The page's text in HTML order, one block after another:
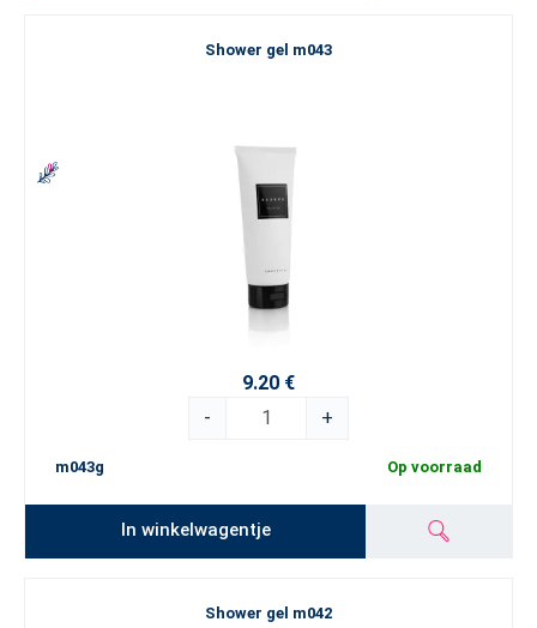
Shower gel m043
9.20 €
-
+
m043g Op voorraad
In winkelwagentje
Shower gel m042